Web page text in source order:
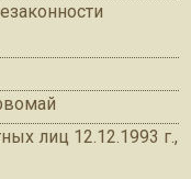
лиц 12.12.1993 г.,